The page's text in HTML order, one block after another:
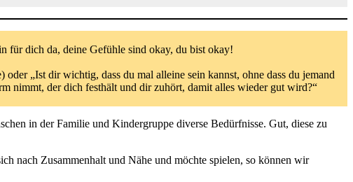
für dich da, deine Gefühle sind okay, du bist okay!
„Ist dir wichtig, dass du mal alleine sein kannst, ohne dass du jemand
nimmt, der dich festhält und dir zuhört, damit alles wieder gut wird?“
in der Familie und Kindergruppe diverse Bedürfnisse. Gut, diese zu
nach Zusammenhalt und Nähe und möchte spielen, so können wir